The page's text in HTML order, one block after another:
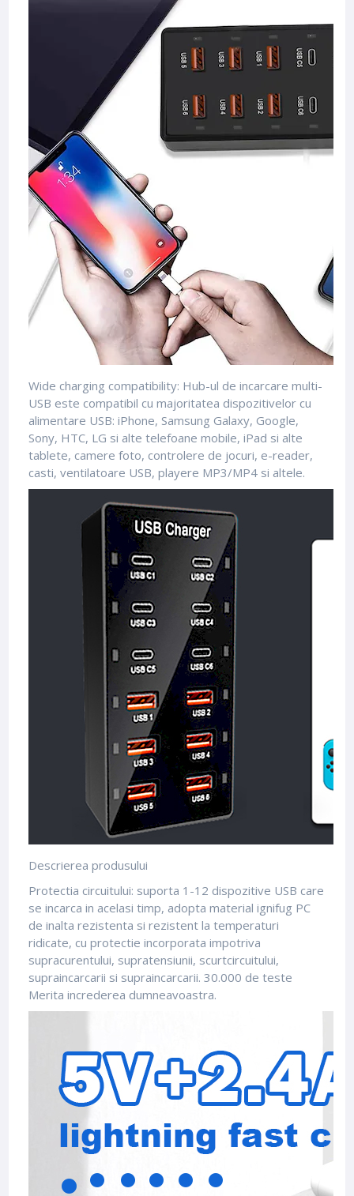
Wide charging compatibility: Hub-ul de incarcare multi-
USB este compatibil cu majoritatea dispozitivelor cu
alimentare USB: iPhone, Samsung Galaxy, Google,
Sony, HTC, LG si alte telefoane mobile, iPad si alte
tablete, camere foto, controlere de jocuri, e-reader,
casti, ventilatoare USB, playere MP3/MP4 si altele.
Descrierea produsului
Protectia circuitului: suporta 1-12 dispozitive USB care
se incarca in acelasi timp, adopta material ignifug PC
de inalta rezistenta si rezistent la temperaturi
ridicate, cu protectie incorporata impotriva
supracurentului, supratensiunii, scurtcircuitului,
supraincarcarii si supraincarcarii. 30.000 de teste
Merita increderea dumneavoastra.